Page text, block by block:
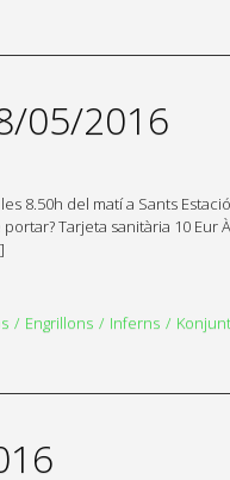
05/2016
8.50h del matí a Sants
Tarjeta sanitària 10
Engrillons Inferns